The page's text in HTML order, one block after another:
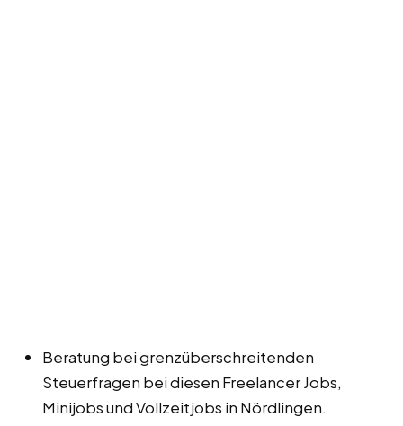
Beratung bei grenzüberschreitenden
Steuerfragen bei diesen Freelancer Jobs,
Minijobs und Vollzeitjobs in Nördlingen.